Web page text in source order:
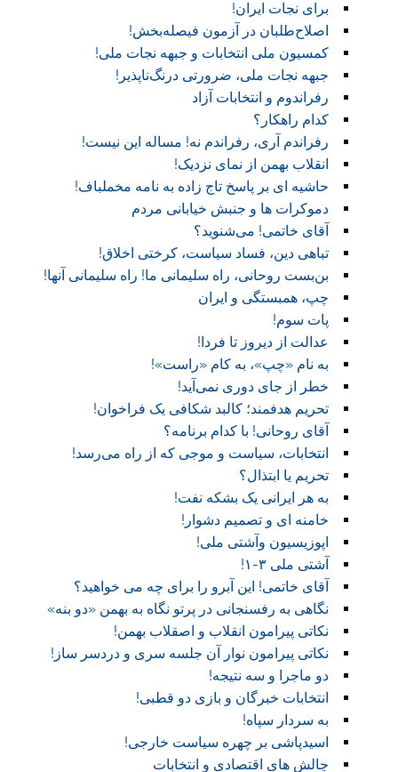
برای نجات ایران!
اصلاح‌طلبان در آزمون فیصله‌بخش!
کمسیون ملی انتخابات و جبهه نجات ملی!
جبهه نجات ملی، ضرورتی درنگ‌ناپذیر!
رفراندوم و انتخابات آزاد
کدام راهکار؟
رفراندم آری، رفراندم نه! مساله این نیست!
انقلاب بهمن از نمای نزدیک!
حاشیه ای بر پاسخ تاج زاده به نامه مخملباف!
دموکرات ها و جنبش خیابانی مردم
آقای خاتمی! می‌شنوید؟
تباهی دین، فساد سیاست، کرختی اخلاق!
بن‌بست روحانی، راه سلیمانی ما! راه سلیمانی آنها!
چپ، همبستگی و ایران
پات سوم!
عدالت از دیروز تا فردا!
به نام «چپ»، به کام «راست»!
خطر از جای دوری نمی‌آید!
تحریم هدفمند؛ کالبد شکافی یک فراخوان!
آقای روحانی! با کدام برنامه؟
انتخابات، سیاست و موجی که از راه می‌رسد!
تحریم یا ابتذال؟
به هر ایرانی یک بشکه نفت!
خامنه ای و تصمیم دشوار!
اپوزیسیون وآشتی ملی!
آشتی ملی ۳-۱!
آقای خاتمی! این آبرو را برای چه می خواهید؟
نگاهی به رفسنجانی در پرتو نگاه به بهمن «دو بنه»
نکاتی پیرامون انقلاب و اصقلاب بهمن!
نکاتی پیرامون نوار آن جلسه سری و دردسر ساز!
دو ماجرا و سه نتیجه!
انتخابات خبرگان و بازی دو قطبی!
به سردار سپاه!
اسیدپاشی بر چهره سیاست خارجی!
چالش های اقتصادی و انتخابات